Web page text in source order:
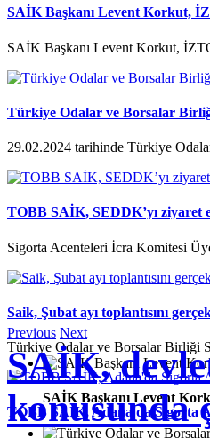
SAİK Başkanı Levent Korkut,
SAİK Başkanı Levent Korkut,
Türkiye Odalar ve Borsalar
29.02.2024 tarihinde Türkiye
TOBB SAİK, SEDDK’yı ziyaret
Sigorta Acenteleri İcra Komitesi
Saik, Şubat ayı toplantısını
Türkiye Odalar ve Borsalar Birliği
TOBB SAİK, Adana'da Sigorta
Previous Next
SAİK Başkanı Levent
SAİK,
konusunda